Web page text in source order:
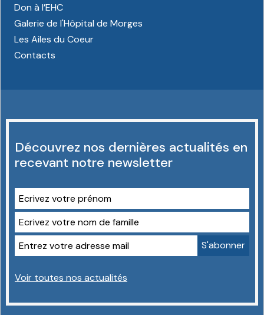
Don à l’EHC
Galerie de l'Hôpital de Morges
Les Ailes du Coeur
Contacts
Découvrez nos dernières actualités en
recevant notre newsletter
Voir toutes nos actualités